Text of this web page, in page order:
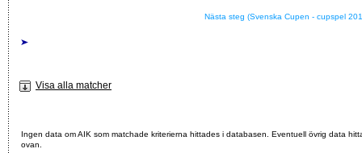
Nästa steg (Svenska Cupen - cupspel
Visa alla matcher
Ingen data om AIK som matchade kriterierna hittades i databasen. Eventuell övrig data
ovan.